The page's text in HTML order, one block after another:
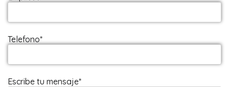
Telefono*
Escribe tu mensaje*